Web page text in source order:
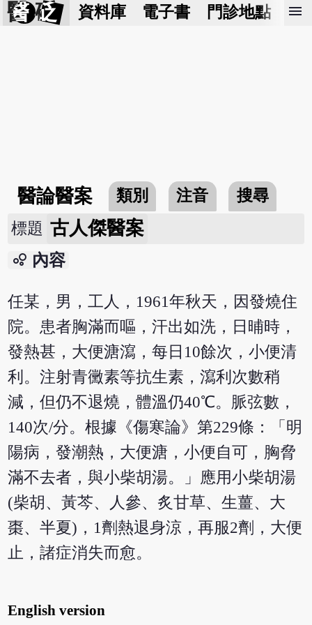
醫 砭 資料庫 電子書 門診地點 預
menu
醫論醫案 類別 注音
搜尋
標題 古人傑醫案
bubble_chart 內容
任某，男，工人，1961年秋天，因發燒住
院。患者胸滿而嘔，汗出如洗，日晡時，
發熱甚，大便溏瀉，每日10餘次，小便清
利。注射青黴素等抗生素，瀉利次數稍
減，但仍不退燒，體溫仍40℃。脈弦數，
140次/分。根據《傷寒論》第229條：「明
陽病，發潮熱，大便溏，小便自可，胸脅
滿不去者，與小柴胡湯。」應用小柴胡湯
(柴胡、黃芩、人參、炙甘草、生薑、大
棗、半夏)，1劑熱退身涼，再服2劑，大便
止，諸症消失而愈。
English version